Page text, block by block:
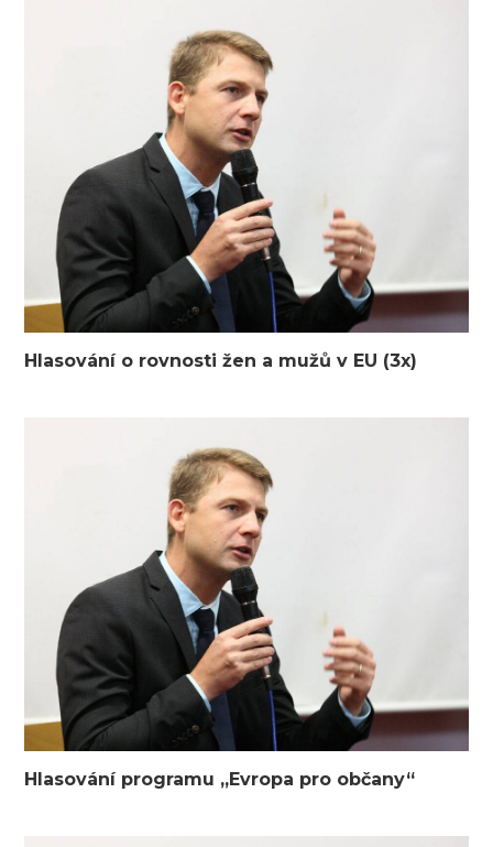
Hlasování o rovnosti žen a mužů v EU (3x)
Hlasování programu „Evropa pro občany“